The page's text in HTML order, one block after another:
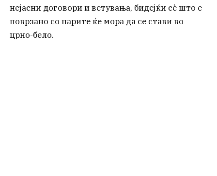
нејасни договори и ветувања, бидејќи сè што е
поврзано со парите ќе мора да се стави во
црно-бело.